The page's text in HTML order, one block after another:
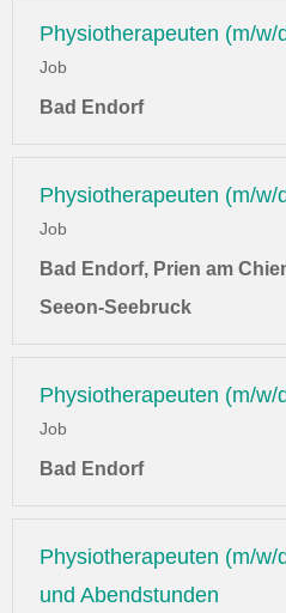
Physiotherapeuten (m/w/
Job
Bad Endorf
Physiotherapeuten (m/w/
Job
Bad Endorf, Prien am
Seeon-Seebruck
Physiotherapeuten (m/w/
Job
Bad Endorf
Physiotherapeuten (m/
und Abendstunden